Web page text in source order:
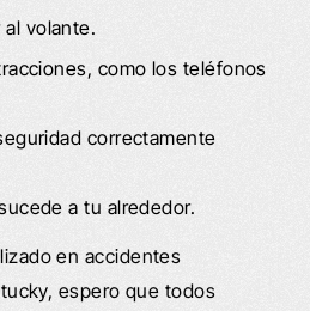
volante.
como los teléfonos
correctamente
a tu alrededor.
en accidentes
espero que todos